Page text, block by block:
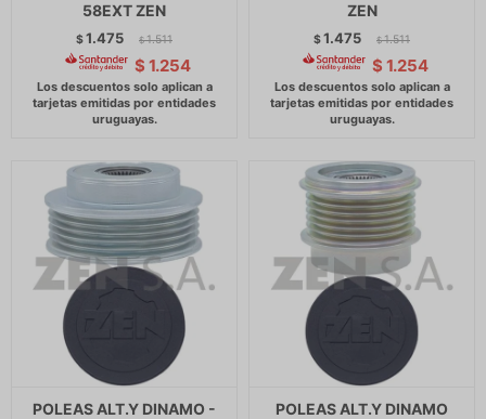
58EXT ZEN
$1.475 $ 1.511
$ 1.254
ZEN
$1.475 $ 1.511
$ 1.254
POLEAS ALT.Y DINAMO -
POLEAS ALT.Y DINAMO